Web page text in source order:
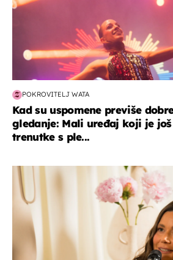
POKROVITELJ WATA
Kad su uspomene previše
gledanje: Mali uređaj koji je
trenutke s ple...
moda & ljepota